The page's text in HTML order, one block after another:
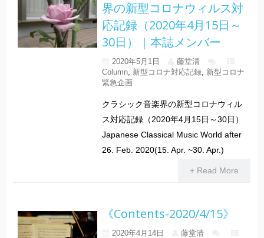
界の新型コロナウィルス対
応記録（2020年4月15日～
30日）｜本誌メンバー
2020年5月1日
藤堂清
Column, 新型コロナ対応記録, 新型コロナ
緊急企画
クラシック音楽界の新型コロナウィル
ス対応記録（2020年4月15日～30日）
Japanese Classical Music World after
26. Feb. 2020(15. Apr. ~30. Apr.)
+ Read More
《Contents-2020/4/15》
2020年4月14日
藤堂清